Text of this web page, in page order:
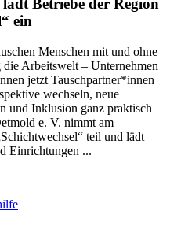
Betriebe der Region
ein
Menschen mit und ohne
Arbeitswelt – Unternehmen
jetzt Tauschpartner*innen
wechseln, neue
und Inklusion ganz praktisch
e. V. nimmt am
teil und lädt
Einrichtungen ...